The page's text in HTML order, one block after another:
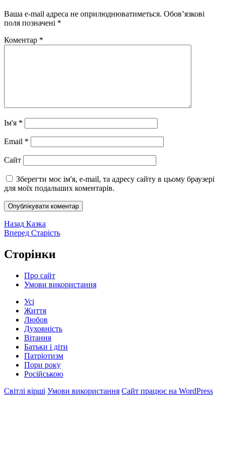
Ваша e-mail адреса не оприлюднюватиметься. Обов’язкові
поля позначені *
Коментар *
Ім'я *
Email *
Сайт
Зберегти моє ім'я, e-mail, та адресу сайту в цьому браузері
для моїх подальших коментарів.
Навігація
записів
Назад Попередній
запис:
Казка
Вперед Наступний
Старість
Сторінки
Про сайт
Умови використання
Усі
Життя
Любов
Духовність
Вітання
Батьки і діти
Патріотизм
Пори року
Російською
Світлі вірші Умови використання Сайт працює на WordPress